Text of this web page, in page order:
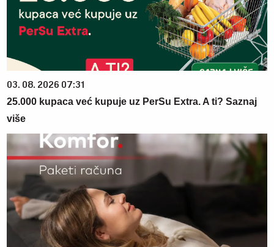
03. 08. 2026 07:31
25.000 kupaca već kupuje uz PerSu Extra. A ti? Saznaj
više